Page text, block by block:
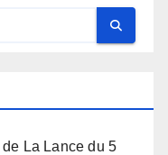
La Lance du 5